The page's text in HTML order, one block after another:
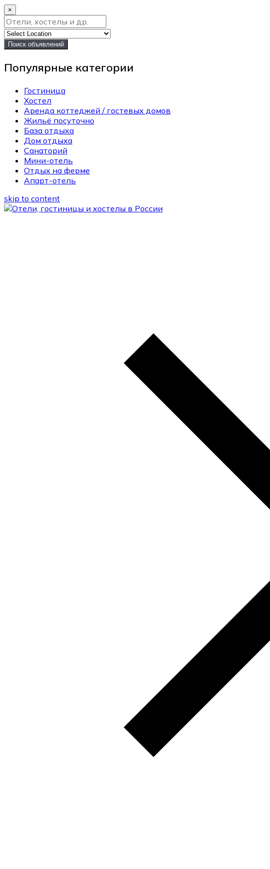
×
Поиск объявлений
Популярные категории
Гостиница
Хостел
Аренда коттеджей / гостевых домов
Жильё посуточно
База отдыха
Дом отдыха
Санаторий
Мини-отель
Отдых на ферме
Апарт-отель
skip to content